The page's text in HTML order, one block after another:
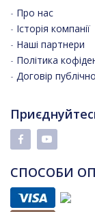
- Про нас
- Історія компанії
- Наші партнери
- Політика
- Договір
СПОСОБИ